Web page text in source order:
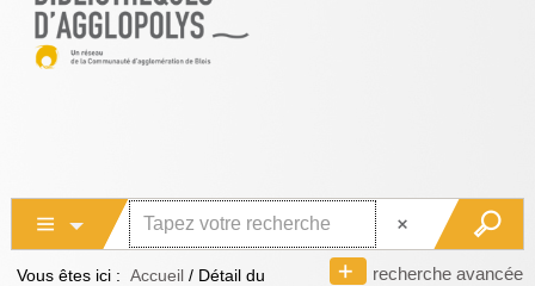
recherche avancée
Vous êtes ici : Accueil / Détail du